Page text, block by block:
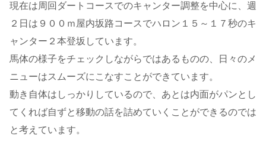
現在は周回ダートコースでのキャンター調整を中心に、週
２日は９００ｍ屋内坂路コースでハロン１５～１７秒のキ
ャンター２本登坂しています。
馬体の様子をチェックしながらではあるものの、日々のメ
ニューはスムーズにこなすことができています。
動き自体はしっかりしているので、あとは内面がパンとし
てくれば自ずと移動の話を詰めていくことができるのでは
と考えています。